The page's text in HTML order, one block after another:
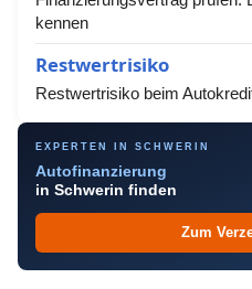
kennen
Restwertrisiko
Restwertrisiko beim
EXPERTEN IN SCHWERIN
Autofinanzierung
in Schwerin finden
Zum